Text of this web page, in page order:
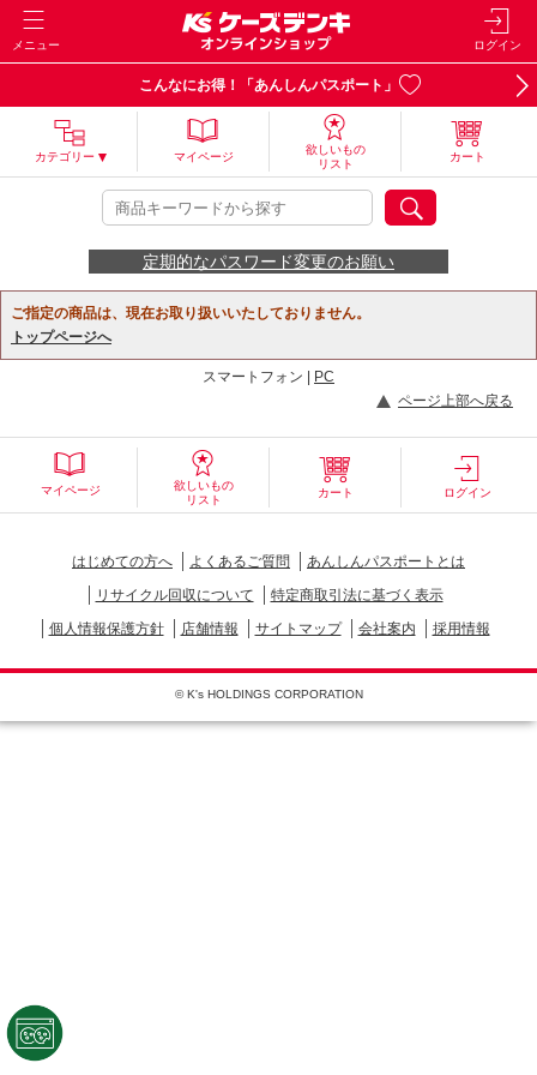
メニュー ログイン
こんなにお得！「あんしんパスポート」
カテゴリー マイページ
欲しいもの
リスト
カート
定期的なパスワード変更のお願い
ご指定の商品は、現在お取り扱いいたしておりません。
トップページへ
スマートフォン |
PC
ページ上部へ戻る
マイページ
欲しいもの
リスト
カート ログイン
はじめての方へ よくあるご質問
あんしんパスポートとは
リサイクル回収について
特定商取引法に基づく表示
個人情報保護方針
店舗情報 サイトマップ 会社案内 採用情報
© K's HOLDINGS CORPORATION